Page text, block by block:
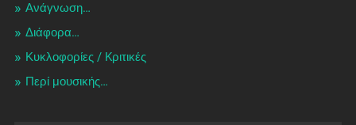
Ανάγνωση…
Διάφορα…
Κυκλοφορίες / Kριτικές
Περί μουσικής…